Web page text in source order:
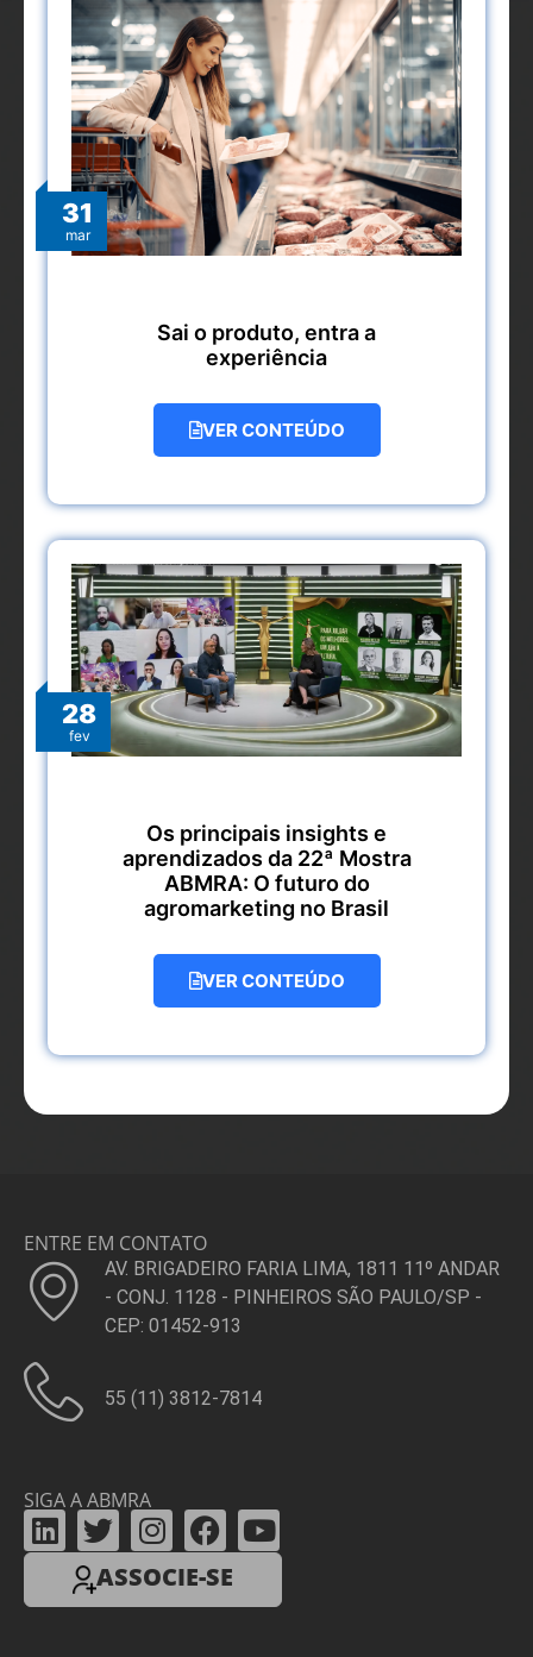
31
mar
Sai o produto, entra a
experiência
VER CONTEÚDO
28
fev
Os principais insights e
aprendizados da 22ª Mostra
ABMRA: O futuro do
agromarketing no Brasil
VER CONTEÚDO
ENTRE EM CONTATO
AV. BRIGADEIRO FARIA LIMA, 1811 11º ANDAR
- CONJ. 1128 - PINHEIROS SÃO PAULO/SP -
CEP: 01452-913
55 (11) 3812-7814
SIGA A ABMRA
ASSOCIE-SE